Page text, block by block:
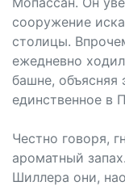
сооружение
столицы.
ежедневно
башне, объясняя
единственное в
Честно говоря,
ароматный
Шиллера они,